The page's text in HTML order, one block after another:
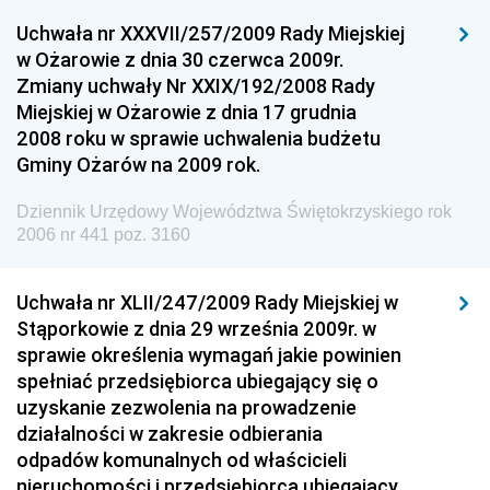
Dziennik Urzędowy Ministra Gospodarki
Dziennik Urzędowy Urzędu Ochrony Konkurencji i
Konsumentów
Dziennik Urzędowy Ministra Pracy i Polityki
Społecznej
Dziennik Urzędowy Urzędu Lotnictwa Cywilnego
Dziennik Urzędowy Ministerstwa Hutnictwa i
Przemysłu Maszynowego
Dziennik Urzędowy Ministerstwa Zdrowia i Opieki
Społecznej
Dziennik Urzędowy Ministerstwa Rolnictwa, Leśnictwa
i Gospodarki Żywnościowej
Uchwała nr XXXVII/257/2009 Rady Miejskiej
w Ożarowie z dnia 30 czerwca 2009r.
Zmiany uchwały Nr XXIX/192/2008 Rady
Miejskiej w Ożarowie z dnia 17 grudnia
2008 roku w sprawie uchwalenia budżetu
Gminy Ożarów na 2009 rok.
Dziennik Urzędowy Województwa Świętokrzyskiego rok
2006 nr 441 poz. 3160
Uchwała nr XLII/247/2009 Rady Miejskiej w
Stąporkowie z dnia 29 września 2009r. w
sprawie określenia wymagań jakie powinien
spełniać przedsiębiorca ubiegający się o
uzyskanie zezwolenia na prowadzenie
działalności w zakresie odbierania
odpadów komunalnych od właścicieli